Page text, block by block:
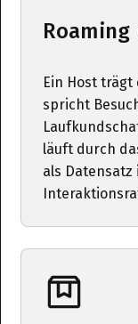
Ein Host trägt
spricht
läuft durch
als Datensatz